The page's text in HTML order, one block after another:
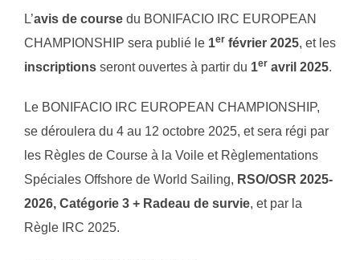
L’avis de course du BONIFACIO IRC EUROPEAN
CHAMPIONSHIP sera publié le 1er février 2025, et les
inscriptions seront ouvertes à partir du 1er avril 2025.
Le BONIFACIO IRC EUROPEAN CHAMPIONSHIP,
se déroulera du 4 au 12 octobre 2025, et sera régi par
les Règles de Course à la Voile et Règlementations
Spéciales Offshore de World Sailing, RSO/OSR 2025-
2026, Catégorie 3 + Radeau de survie, et par la
Règle IRC 2025.